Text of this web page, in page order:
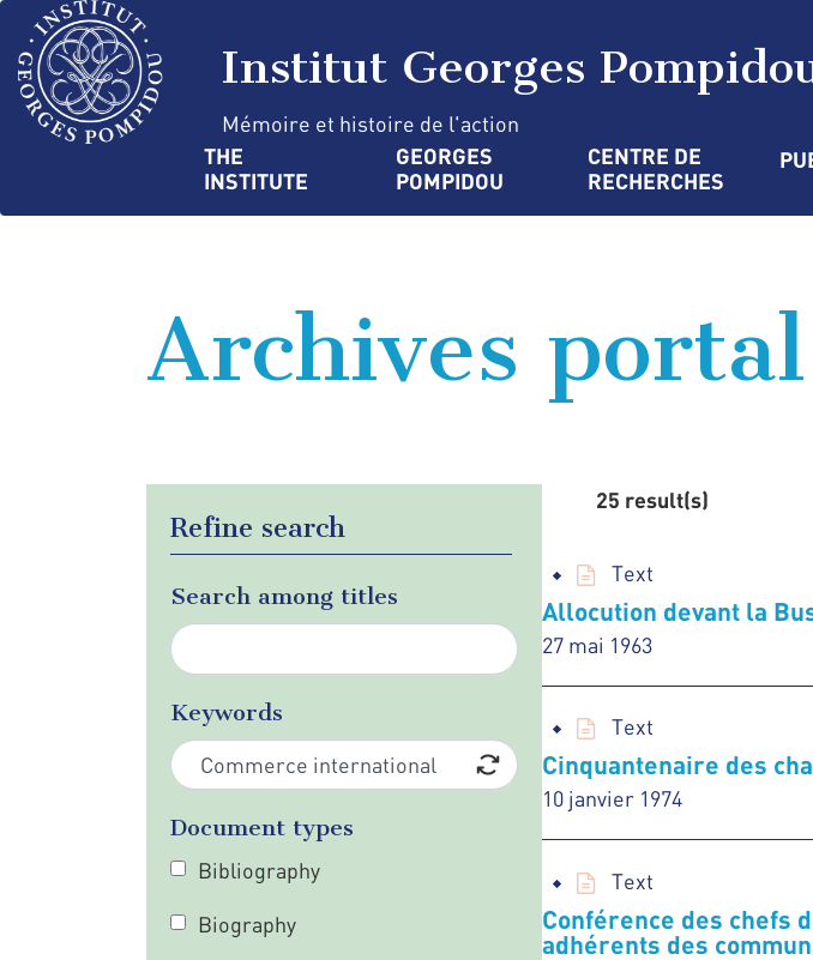
Skip
main
content
Institut Georges
Mémoire et histoire de l'action
Navigation
principale
THE
INSTITUTE
GEORGES
POMPIDOU
CENTRE DE
RECHERCHES
Archives portal
Refine search
Search among titles
Keywords
Document types
Bibliography
Biography
25 result(s)
Text
Allocution devant la
27 mai 1963
Text
Cinquantenaire des
10 janvier 1974
Text
Conférence des chefs
adhérents des
Cookies management panel